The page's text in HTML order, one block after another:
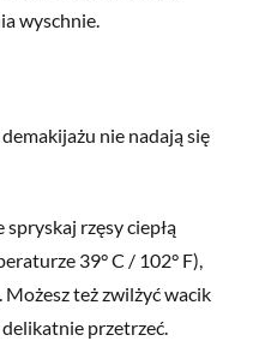
wyschnie.
nie nadają się
rzęsy ciepłą
39° C / 102° F),
też zwilżyć wacik
delikatnie przetrzeć.